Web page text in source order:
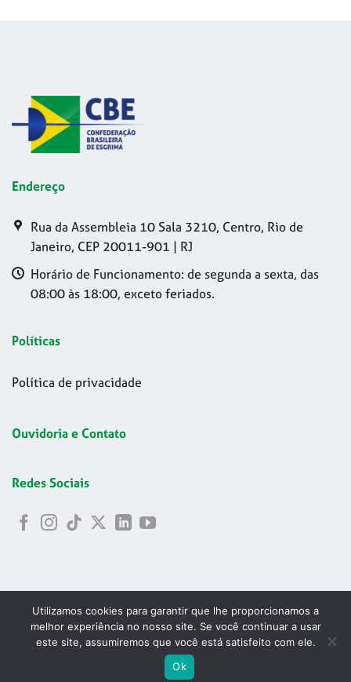
Endereço
Rua da Assembleia 10 Sala 3210, Centro, Rio de
Janeiro, CEP 20011-901 | RJ
Horário de Funcionamento: de segunda a sexta, das
08:00 às 18:00, exceto feriados.
Políticas
Política de privacidade
Ouvidoria e Contato
Redes Sociais
Copyright 2026 © Codelapa | 2024 Confederação Brasileira de
Esgrima - CNPJ 42.178.699/0001-24
Utilizamos cookies para garantir que lhe proporcionamos a
melhor experiência no nosso site. Se você continuar a usar
este site, assumiremos que você está satisfeito com ele.
Ok